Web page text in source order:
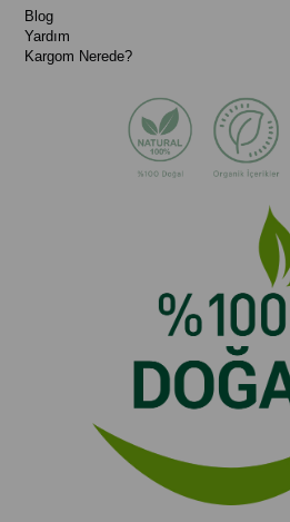
Blog
Yardım
Kargom Nerede?